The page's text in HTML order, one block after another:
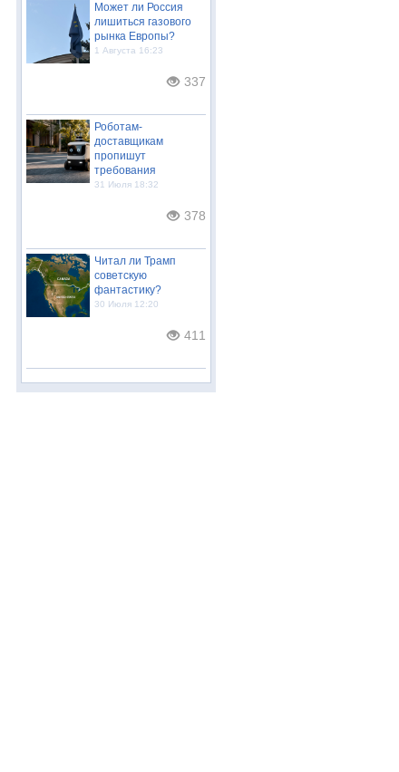
Может ли Россия
лишиться газового
рынка Европы?
1 Августа 16:23
337
Роботам-
доставщикам
пропишут
требования
31 Июля 18:32
378
Читал ли Трамп
советскую
фантастику?
30 Июля 12:20
411